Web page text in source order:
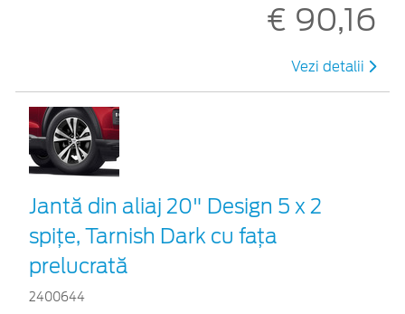
€ 90,16
Vezi detalii
Jantă din aliaj 20" Design 5 x 2
spiţe, Tarnish Dark cu fața
prelucrată
2400644